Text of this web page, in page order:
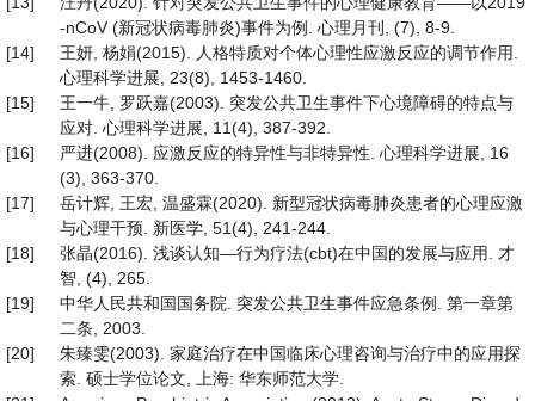
-nCoV (新冠状病毒肺炎)事件为例. 心理月刊, (7), 8-9.
[14]
王妍, 杨娟(2015). 人格特质对个体心理性应激反应的调节作用.
心理科学进展, 23(8), 1453-1460.
[15]
王一牛, 罗跃嘉(2003). 突发公共卫生事件下心境障碍的特点与
应对. 心理科学进展, 11(4), 387-392.
[16]
严进(2008). 应激反应的特异性与非特异性. 心理科学进展, 16
(3), 363-370.
[17]
岳计辉, 王宏, 温盛霖(2020). 新型冠状病毒肺炎患者的心理应激
与心理干预. 新医学, 51(4), 241-244.
[18]
张晶(2016). 浅谈认知—行为疗法(cbt)在中国的发展与应用. 才
智, (4), 265.
[19]
中华人民共和国国务院. 突发公共卫生事件应急条例. 第一章第
二条, 2003.
[20]
朱臻雯(2003). 家庭治疗在中国临床心理咨询与治疗中的应用探
索. 硕士学位论文, 上海: 华东师范大学.